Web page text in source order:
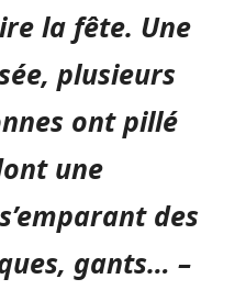
la fête. Une
plusieurs
ont pillé
une
des
gants… –